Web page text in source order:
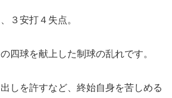
３安打４失点。
四球を献上した制球の乱れです。
しを許すなど、終始自身を苦しめる